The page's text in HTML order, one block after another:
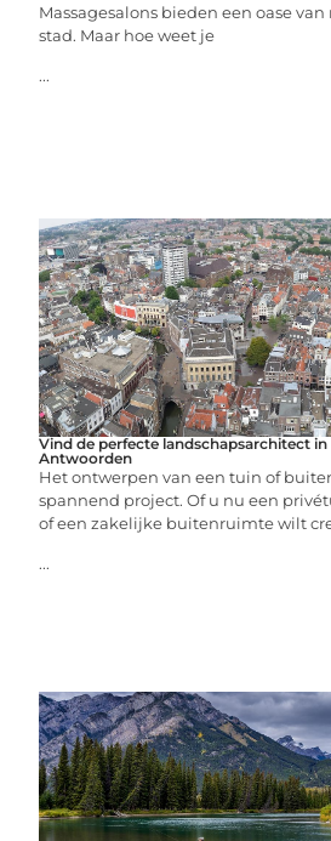
Massagesalons bieden een oase
stad. Maar hoe weet je
...
Vind de perfecte landschapsarchitect in
Antwoorden
Het ontwerpen van een tuin of
spannend project. Of u nu een
of een zakelijke buitenruimte wilt
...